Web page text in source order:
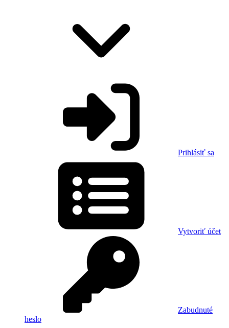
Prihlásiť sa
Vytvoriť účet
Zabudnuté
heslo